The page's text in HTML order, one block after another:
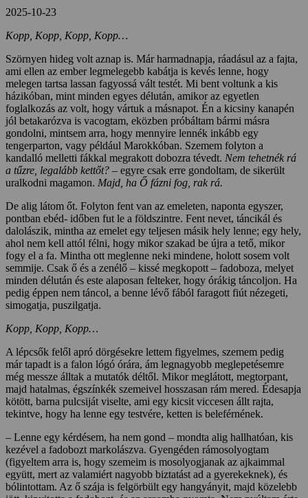
2025-10-23
Kopp, Kopp, Kopp, Kopp…
Szörnyen hideg volt aznap is. Már harmadnapja, ráadásul az a fajta,
ami ellen az ember legmelegebb kabátja is kevés lenne, hogy
melegen tartsa lassan fagyossá vált testét. Mi bent voltunk a kis
házikóban, mint minden egyes délután, amikor az egyetlen
foglalkozás az volt, hogy vártuk a másnapot. Én a kicsiny kanapén
jól betakarózva is vacogtam, eközben próbáltam bármi másra
gondolni, mintsem arra, hogy mennyire lennék inkább egy
tengerparton, vagy például Marokkóban. Szemem folyton a
kandalló melletti fákkal megrakott dobozra tévedt. Nem tehetnék rá
a tűzre, legalább kettőt? – egyre csak erre gondoltam, de sikerült
uralkodni magamon. Majd, ha Ő fázni fog, rak rá.
De alig látom őt. Folyton fent van az emeleten, naponta egyszer,
pontban ebéd- időben fut le a földszintre. Fent nevet, táncikál és
dalolászik, mintha az emelet egy teljesen másik hely lenne; egy hely,
ahol nem kell attól félni, hogy mikor szakad be újra a tető, mikor
fogy el a fa. Mintha ott meglenne neki mindene, holott sosem volt
semmije. Csak ő és a zenélő – kissé megkopott – fadoboza, melyet
minden délután és este alaposan felteker, hogy órákig táncoljon. Ha
pedig éppen nem táncol, a benne lévő fából faragott fiút nézegeti,
simogatja, puszilgatja.
Kopp, Kopp, Kopp…
A lépcsők felől apró dörgésekre lettem figyelmes, szemem pedig
már tapadt is a falon lógó órára, ám legnagyobb meglepetésemre
még messze álltak a mutatók déltől. Mikor meglátott, megtorpant,
majd hatalmas, égszínkék szemeivel hosszasan rám mered. Édesapja
kötött, barna pulcsiját viselte, ami egy kicsit viccesen állt rajta,
tekintve, hogy ha lenne egy testvére, ketten is beleférnének.
– Lenne egy kérdésem, ha nem gond – mondta alig hallhatóan, kis
kezével a fadobozt markolászva. Gyengéden rámosolyogtam
(figyeltem arra is, hogy szemeim is mosolyogjanak az ajkaimmal
együtt, mert az valamiért nagyobb biztatást ad a gyerekeknek), és
bólintottam. Az ő szája is felgörbült egy hangyányit, majd közelebb